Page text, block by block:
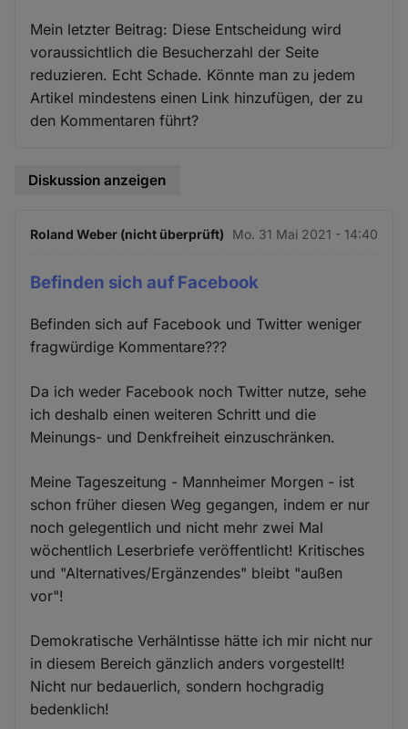
Mein letzter Beitrag: Diese Entscheidung wird
voraussichtlich die Besucherzahl der Seite
reduzieren. Echt Schade. Könnte man zu jedem
Artikel mindestens einen Link hinzufügen, der zu
den Kommentaren führt?
Diskussion anzeigen
Roland Weber (nicht überprüft) Mo. 31 Mai 2021 - 14:40
Befinden sich auf Facebook
Befinden sich auf Facebook und Twitter weniger
fragwürdige Kommentare???
Da ich weder Facebook noch Twitter nutze, sehe
ich deshalb einen weiteren Schritt und die
Meinungs- und Denkfreiheit einzuschränken.
Meine Tageszeitung - Mannheimer Morgen - ist
schon früher diesen Weg gegangen, indem er nur
noch gelegentlich und nicht mehr zwei Mal
wöchentlich Leserbriefe veröffentlicht! Kritisches
und "Alternatives/Ergänzendes" bleibt "außen
vor"!
Demokratische Verhälntisse hätte ich mir nicht nur
in diesem Bereich gänzlich anders vorgestellt!
Nicht nur bedauerlich, sondern hochgradig
bedenklich!